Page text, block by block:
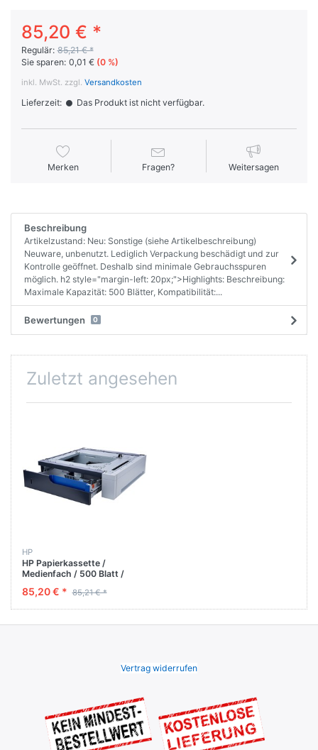
85,20 € *
Regulär: 85,21 € *
Sie sparen: 0,01 € (0 %)
inkl. MwSt. zzgl. Versandkosten
Lieferzeit: Das Produkt ist nicht verfügbar.
Merken Fragen? Weitersagen
Beschreibung
Artikelzustand: Neu: Sonstige (siehe Artikelbeschreibung)
Neuware, unbenutzt. Lediglich Verpackung beschädigt und zur
Kontrolle geöffnet. Deshalb sind minimale Gebrauchsspuren
möglich. h2 style="margin-left: 20px;">Highlights: Beschreibung:
Maximale Kapazität: 500 Blätter, Kompatibilität:...
Bewertungen 0
Zuletzt angesehen
HP
HP Papierkassette /
Medienfach / 500 Blatt /
CC425A CC425
85,20 € * 85,21 € *
Vertrag widerrufen